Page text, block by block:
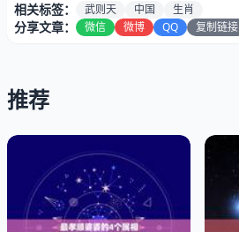
相关标签： 武则天 中国 生肖
分享文章： 微信 微博 QQ 复制链接
推荐